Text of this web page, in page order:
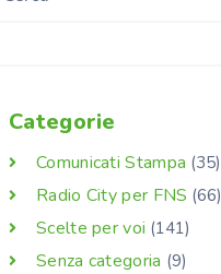
Categorie
Comunicati Stampa (35)
Radio City per FNS (66)
Scelte per voi (141)
Senza categoria (9)